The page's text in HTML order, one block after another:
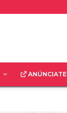
ANÚNCIATE